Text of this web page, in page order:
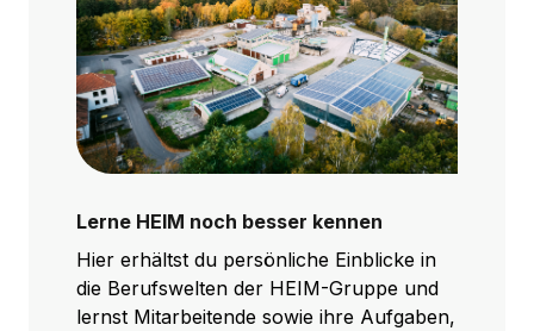
Lerne HEIM noch besser kennen
Hier erhältst du persönliche Einblicke in
die Berufswelten der HEIM-Gruppe und
lernst Mitarbeitende sowie ihre Aufgaben,